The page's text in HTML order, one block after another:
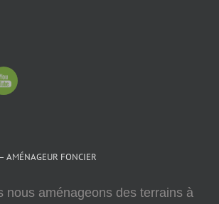
AMÉNAGEUR FONCIER
nous aménageons des terrains à